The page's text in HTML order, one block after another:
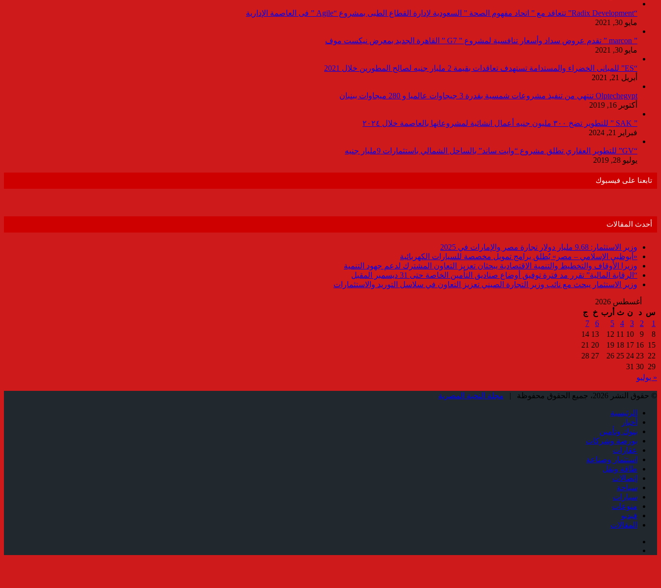
“Radix Development” تتعاقد مع ” اتحاد مفهوم الصحة ” السعودية لإدارة القطاع الطبى بمشروع “Agile ” فى العاصمة الإدارية
مايو 30, 2021
” marcon ” تقدم عروض سداد وأسعار تنافسية لمشروع ” G7 ” القاهرة الجديد بمعرض نيكست موف
مايو 30, 2021
“ES” للمبانى الخضراء والمستدامة تستهدف تعاقدات بقيمة 2 مليار جنيه لصالح المطورين خلال 2021
أبريل 21, 2021
Olptechegypt تنتهي من تنفيذ مشروعات شمسية بقدرة 3 جيجاوات عالميا و 280 ميجاوات ببنبان
أكتوبر 16, 2019
” SAK ” للتطوير تضخ ٣٠٠ مليون جنيه أعمال انشائية لمشروعاتها بالعاصمة خلال ٢٠٢٤
فبراير 21, 2024
“GV” للتطوير العقاري تطلق مشروع “وايت ساند” بالساحل الشمالي باستثمارات 9مليار جنيه
يوليو 28, 2019
تابعنا على فيسبوك
أحدث المقالات
وزير الاستثمار: 9.68 مليار دولار تجارة مصر والإمارات في 2025
«أبوظبي الإسلامي – مصر» يُطلق برامج تمويل مخصصة للسيارات الكهربائية
وزيرا الأوقاف والتخطيط والتنمية الاقتصادية يبحثان تعزيز التعاون المشترك لدعم جهود التنمية
“الرقابة المالية” تقرر مد فترة توفيق أوضاع صناديق التأمين الخاصة حتى 31 ديسمبر المقبل
وزير الاستثمار يبحث مع نائب وزير التجارة الصيني تعزيز التعاون في سلاسل التوريد والاستثمارات
أغسطس 2026
س د ن ث أرب خ
ج
1
2
3
4
5
6
7
8
9
10
11
12
13
14
15
16
17
18
19
20
21
22
23
24
25
26
27
28
29
30
31
« يوليو
© حقوق النشر 2026، جميع الحقوق محفوظة | مجلة النخبة المصرية
الرئيسية
أخبار
بنوك وتأمين
بورصة وشركات
عقارات
استثمار وصناعة
طاقة ونقل
إتصالات
سياحة
سيارات
منوعات
فيديو
المقالات